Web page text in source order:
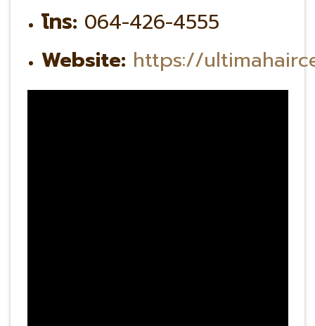
โทร: 064-426-4555
Website: https://